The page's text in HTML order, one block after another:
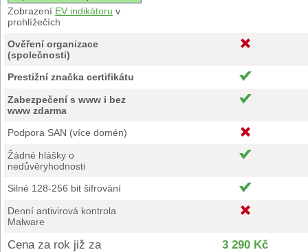
Zobrazení EV indikátoru v
prohlížečích
Ověření organizace
(společnosti)
Prestižní značka certifikátu
Zabezpečení s www i bez
www zdarma
Podpora SAN (více domén)
Žádné hlášky o
nedůvěryhodnosti
Silné 128-256 bit šifrování
Denní antivirová kontrola
Malware
Cena za rok již za 3 290 Kč